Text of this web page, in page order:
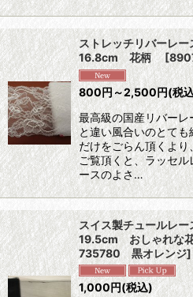
ストレッチリバーレ
16.8cm 花柄 [
800円～2,500円(税
最高級の国産リバー
と違い風合いのとて
だけをごらん頂くよ
ご覧頂くと、ラッセ
ースのよさ…
スイス製チュールレ
19.5cm おしゃれな
735780 黒オレンジ]
1,000円(税込)